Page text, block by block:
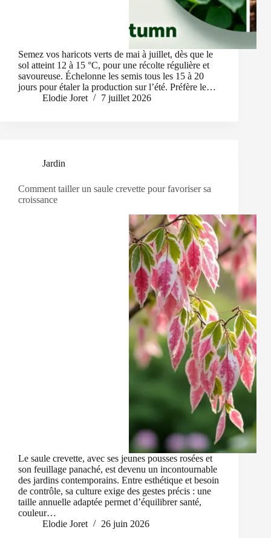
Semez vos haricots verts de mai à juillet, dès que le
sol atteint 12 à 15 °C, pour une récolte régulière et
savoureuse. Échelonne les semis tous les 15 à 20
jours pour étaler la production sur l’été. Préfère le…
Elodie Joret
7 juillet 2026
Jardin
Comment tailler un saule crevette pour favoriser sa
croissance
Le saule crevette, avec ses jeunes pousses rosées et
son feuillage panaché, est devenu un incontournable
des jardins contemporains. Entre esthétique et besoin
de contrôle, sa culture exige des gestes précis : une
taille annuelle adaptée permet d’équilibrer santé,
couleur…
Elodie Joret
26 juin 2026